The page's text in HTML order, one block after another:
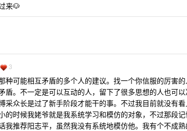
来🐶
3
种可能相互矛盾的多个人的建议。找一个你信服的厉害
盾。不一定是可以互动的人，留下了很多思想的人也可
采众长是过了新手阶段才能干的事。不过我目前就没有
的时候我姥爷就是我系统学习和模仿的对象，不过那段
我推荐阳志平，虽然我没有系统地模仿他。我有个不成